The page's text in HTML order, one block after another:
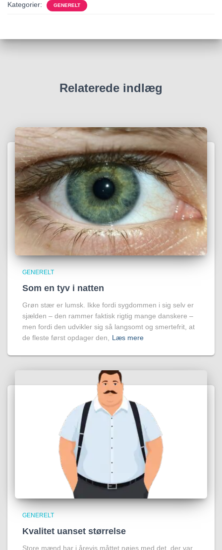
Kategorier: GENERELT
Relaterede indlæg
GENERELT
Som en tyv i natten
Grøn stær er lumsk. Ikke fordi sygdommen i sig selv er
sjælden – den rammer faktisk rigtig mange danskere –
men fordi den udvikler sig så langsomt og smertefrit, at
de fleste først opdager den,
Læs mere
GENERELT
Kvalitet uanset størrelse
Store mænd har i årevis måttet nøjes med det, der var